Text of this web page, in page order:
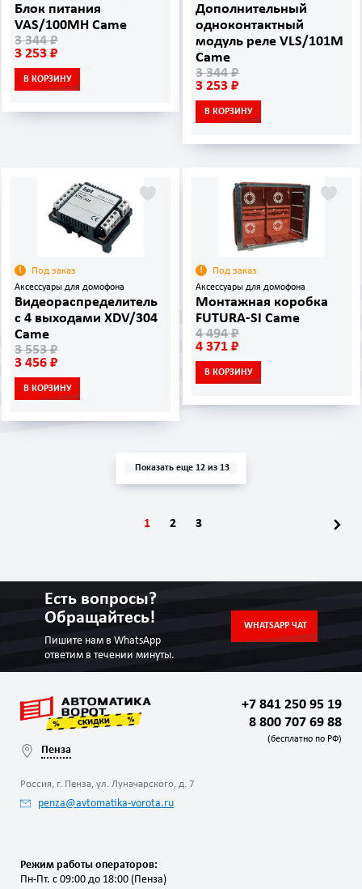
Блок питания
VAS/100MH Came
3 344 ₽
3 253 ₽
В КОРЗИНУ
Дополнительный
одноконтактный
модуль реле VLS/101M
Came
3 344 ₽
3 253 ₽
В КОРЗИНУ
Под заказ
Аксессуары для домофона
Видеораспределитель
с 4 выходами XDV/304
Came
3 553 ₽
3 456 ₽
В КОРЗИНУ
Под заказ
Аксессуары для домофона
Монтажная коробка
FUTURA-SI Came
4 494 ₽
4 371 ₽
В КОРЗИНУ
Показать еще 12 из 13
1 2 3
Есть вопросы?
Обращайтесь!
Пишите нам в WhatsApp
ответим в течении минуты.
WHATSAPP ЧАТ
Пенза
Россия, г. Пенза, ул. Луначарского, д. 7
penza@avtomatika-vorota.ru
+7 841 250 95 19
8 800 707 69 88
(бесплатно по РФ)
Режим работы операторов:
Пн-Пт. с 09:00 до 18:00 (Пенза)